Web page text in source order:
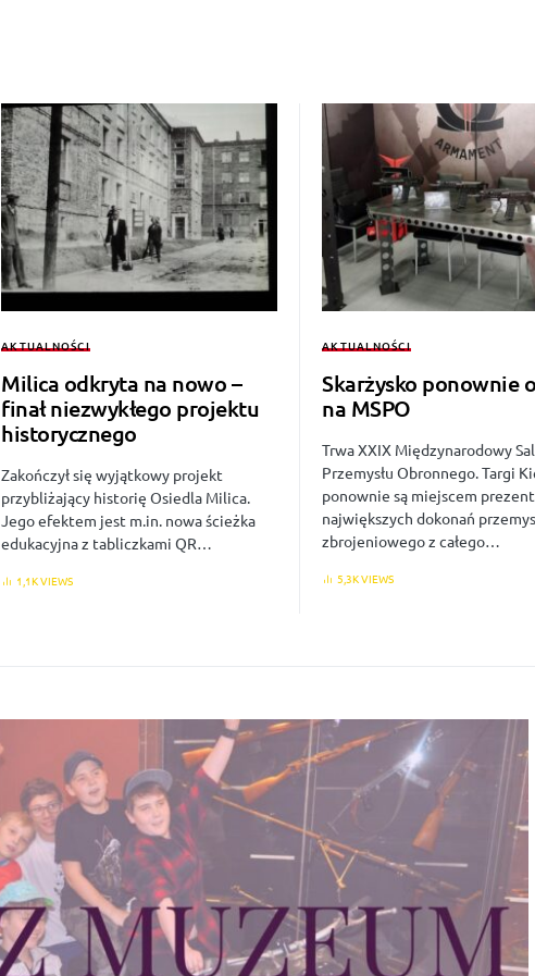
AKTUALNOŚCI
Milica odkryta na nowo –
finał niezwykłego projektu
historycznego
Zakończył się wyjątkowy projekt
przybliżający historię Osiedla Milica.
Jego efektem jest m.in. nowa ścieżka
edukacyjna z tabliczkami QR…
1,1K VIEWS
AKTUALNOŚCI
Skarżysko ponownie
na MSPO
Trwa XXIX Międzynarodowy
Przemysłu Obronnego. Targi
ponownie są miejscem
największych dokonań
zbrojeniowego z całego…
5,3K VIEWS